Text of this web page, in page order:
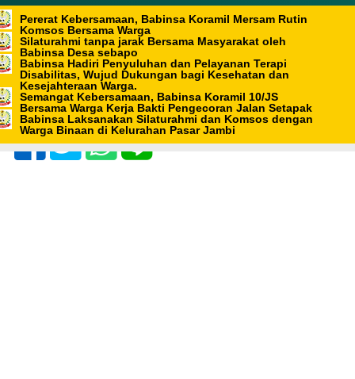
Pererat Kebersamaan, Babinsa Koramil Mersam Rutin
Komsos Bersama Warga
Silaturahmi tanpa jarak Bersama Masyarakat oleh
Babinsa Desa sebapo
Babinsa Hadiri Penyuluhan dan Pelayanan Terapi
Disabilitas, Wujud Dukungan bagi Kesehatan dan
Kesejahteraan Warga.
Semangat Kebersamaan, Babinsa Koramil 10/JS
Bersama Warga Kerja Bakti Pengecoran Jalan Setapak
Babinsa Laksanakan Silaturahmi dan Komsos dengan
Warga Binaan di Kelurahan Pasar Jambi
Senin, 30 Juni 2025 - 08:37 WIB
Dukung Program Ketahanan
Pangan Babinsa Dampingi
PPL Turun Kesawah